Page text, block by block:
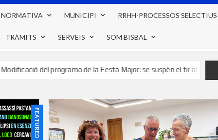
NORMATIVA MUNICIPI RRHH-PROCESSOS SELECTIUS
TRÀMITS SERVEIS SOM BISBAL
programa de la Festa Major: se suspèn el tir al plat de Festa
FEATURED